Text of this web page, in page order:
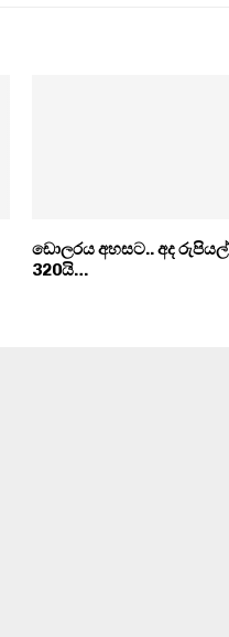
ඩොලරය අහසට.. අද රුපියල්
320යි…